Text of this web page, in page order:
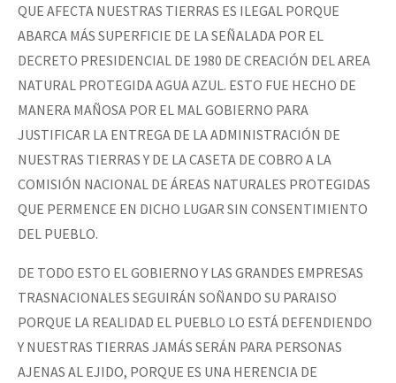
QUE AFECTA NUESTRAS TIERRAS ES ILEGAL PORQUE
ABARCA MÁS SUPERFICIE DE LA SEÑALADA POR EL
DECRETO PRESIDENCIAL DE 1980 DE CREACIÓN DEL AREA
NATURAL PROTEGIDA AGUA AZUL. ESTO FUE HECHO DE
MANERA MAÑOSA POR EL MAL GOBIERNO PARA
JUSTIFICAR LA ENTREGA DE LA ADMINISTRACIÓN DE
NUESTRAS TIERRAS Y DE LA CASETA DE COBRO A LA
COMISIÓN NACIONAL DE ÁREAS NATURALES PROTEGIDAS
QUE PERMENCE EN DICHO LUGAR SIN CONSENTIMIENTO
DEL PUEBLO.
DE TODO ESTO EL GOBIERNO Y LAS GRANDES EMPRESAS
TRASNACIONALES SEGUIRÁN SOÑANDO SU PARAISO
PORQUE LA REALIDAD EL PUEBLO LO ESTÁ DEFENDIENDO
Y NUESTRAS TIERRAS JAMÁS SERÁN PARA PERSONAS
AJENAS AL EJIDO, PORQUE ES UNA HERENCIA DE